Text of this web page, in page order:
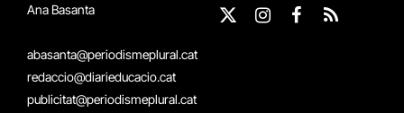
Ana Basanta
abasanta@periodismeplural.cat
redaccio@diarieducacio.cat
publicitat@periodismeplural.cat
X
InstagramFacebook
RSS